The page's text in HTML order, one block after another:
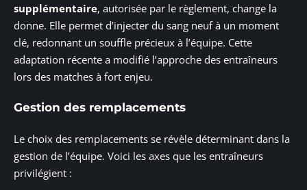
supplémentaire, autorisée par le règlement, change la
donne. Elle permet d’injecter du sang neuf à un moment
clé, redonnant un souffle précieux à l’équipe. Cette
adaptation récente a modifié l’approche des entraîneurs
lors des matches à fort enjeu.
Gestion des remplacements
Le choix des remplacements se révèle déterminant dans la
gestion de l’équipe. Voici les axes que les entraîneurs
privilégient :